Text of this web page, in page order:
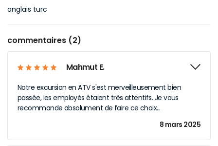
anglais turc
commentaires (2)
Mahmut E.
Notre excursion en ATV s'est merveilleusement bien
passée, les employés étaient très attentifs. Je vous
recommande absolument de faire ce choix...
8 mars 2025